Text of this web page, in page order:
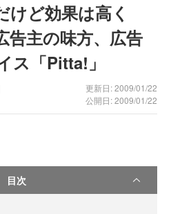
けど効果は高く
告主の味方、広告
ス「Pitta!」
更新日: 2009/01/22
公開日: 2009/01/22
目次